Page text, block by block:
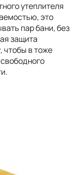
утеплителя
это
пар бани, без
защита
чтобы в тоже